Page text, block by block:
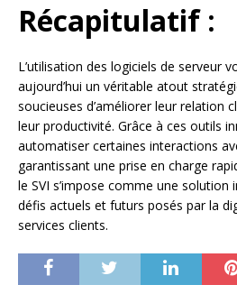
Récapitulatif :
L’utilisation des logiciels de serveur
aujourd’hui un véritable atout
soucieuses d’améliorer leur relation
leur productivité. Grâce à ces outils
automatiser certaines interactions
garantissant une prise en charge
le SVI s’impose comme une
défis actuels et futurs posés par la
services clients.